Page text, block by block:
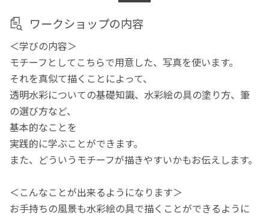
ワークショップの内容
＜学びの内容＞
モチーフとしてこちらで用意した、写真を使います。
それを真似て描くことによって、
透明水彩についての基礎知識、水彩絵の具の塗り方、筆
の選び方など、
基本的なことを
実践的に学ぶことができます。
また、どういうモチーフが描きやすいかもお伝えします。
＜こんなことが出来るようになります＞
お手持ちの風景も水彩絵の具で描くことができるように